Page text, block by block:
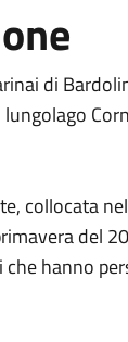
di
collocata
del
hanno